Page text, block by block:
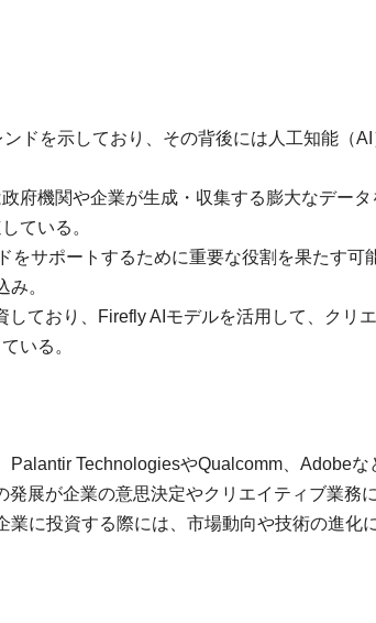
ドを示しており、その背後には人工知能（
府機関や企業が生成・収集する膨大なデー
ている。
をサポートするために重要な役割を果たす可
。
ており、Firefly AIモデルを活用して、クリ
いる。
TechnologiesやQualcomm、Adobeな
展が企業の意思決定やクリエイティブ業務
に投資する際には、市場動向や技術の進化